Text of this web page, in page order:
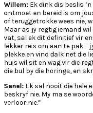
Willem: Ek dink dis beslis
ontmoet en bereid is om
of teruggetrokke wees nie,
Maar as jy regtig iemand
vat, sal ek dit definitief vir
lekker reis om aan te pak –
plekke en vind dalk net die
huis wil sit en wag vir die
die bul by die horings, en
Sanel: Ek sal nooit die hele
beskryf nie. My ma se
verloor nie.”